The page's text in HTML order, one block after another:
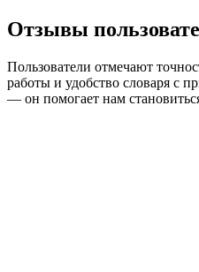
Отзывы
Пользователи отмечают
работы и удобство словаря с
— он помогает нам